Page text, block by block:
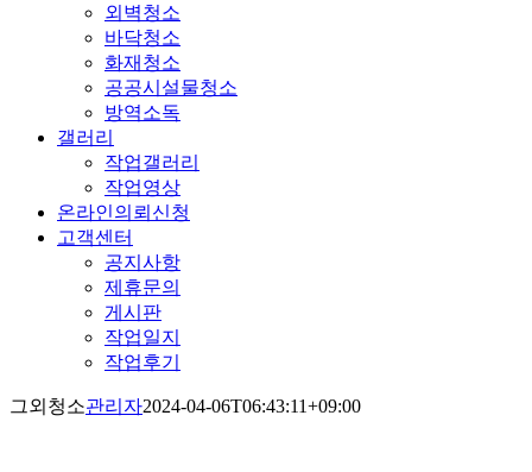
외벽청소
바닥청소
화재청소
공공시설물청소
방역소독
갤러리
작업갤러리
작업영상
온라인의뢰신청
고객센터
공지사항
제휴문의
게시판
작업일지
작업후기
그외청소관리자2024-04-06T06:43:11+09:00